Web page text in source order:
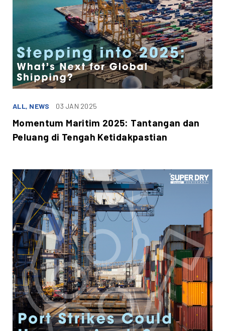
ALL, NEWS 03 JAN 2025
Momentum Maritim 2025: Tantangan dan
Peluang di Tengah Ketidakpastian